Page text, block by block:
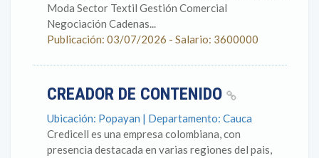
Moda Sector Textil Gestión Comercial
Negociación Cadenas...
Publicación: 03/07/2026 - Salario: 3600000
CREADOR DE CONTENIDO
Ubicación: Popayan | Departamento: Cauca
Credicell es una empresa colombiana, con
presencia destacada en varias regiones del pais,